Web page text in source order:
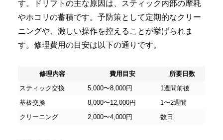
す。ドリフトの主な原因は、スティック内部の摩耗
やホコリの蓄積です。予防策として定期的なクリー
ニングや、激しい操作を控えることが挙げられま
す。修理費用の目安は以下の通りです。
修理内容 費用目安
所要日数
スティック交換
5,000〜8,000円
1週間前後
基板交換
8,000〜12,000円
1〜2週間
クリーニング
2,000〜4,000円 数日